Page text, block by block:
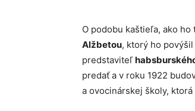
O podobu kaštieľa, ako
Alžbetou, ktorý ho povýšil
predstaviteľ
predať a v roku 1922
a ovocinárskej školy,